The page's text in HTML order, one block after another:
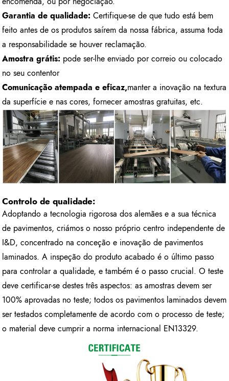
Garantia de qualidade: Certifique-se de que tudo está bem
feito antes de os produtos saírem da nossa fábrica, assuma toda
a responsabilidade se houver reclamação.
Amostra grátis: pode ser-lhe enviado por correio ou colocado
no seu contentor
Comunicação atempada e eficaz,manter a inovação na textura
da superfície e nas cores, fornecer amostras gratuitas, etc.
Controlo de qualidade:
Adoptando a tecnologia rigorosa dos alemães e a sua técnica
de pavimentos, criámos o nosso próprio centro independente de
I&D, concentrado na conceção e inovação de pavimentos
laminados. A inspeção do produto acabado é o último passo
para controlar a qualidade, e também é o passo crucial. O teste
deve certificar-se destes três aspectos: as amostras devem ser
100% aprovadas no teste; todos os pavimentos laminados devem
ser testados completamente de acordo com o processo de teste;
o material deve cumprir a norma internacional EN13329.